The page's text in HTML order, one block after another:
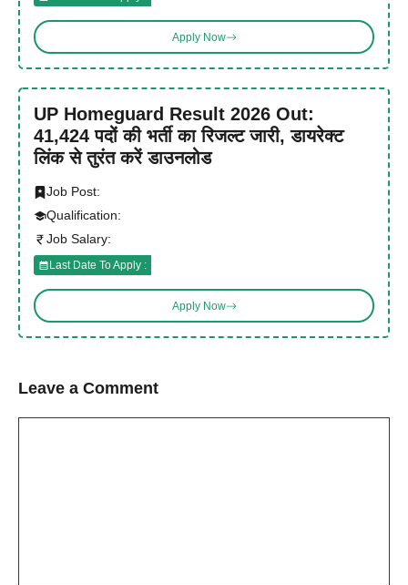
Apply Now
UP Homeguard Result 2026 Out:
41,424 पदों की भर्ती का रिजल्ट जारी, डायरेक्ट
लिंक से तुरंत करें डाउनलोड
Job Post:
Qualification:
Job Salary:
Last Date To Apply :
Apply Now
Leave a Comment